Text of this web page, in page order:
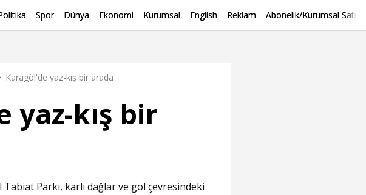
Spor Dünya Ekonomi Kurumsal English Reklam Abonelik/Kurumsal Satış
Karagöl'de yaz-kış bir arada
yaz-kış bir
Tabiat Parkı, karlı dağlar ve göl çevresindeki